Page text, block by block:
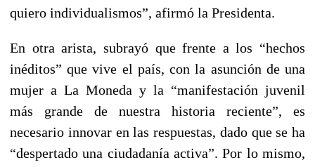
quiero individualismos”, afirmó la Presidenta.
En otra arista, subrayó que frente a los “hechos
inéditos” que vive el país, con la asunción de una
mujer a La Moneda y la “manifestación juvenil
más grande de nuestra historia reciente”, es
necesario innovar en las respuestas, dado que se ha
“despertado una ciudadanía activa”. Por lo mismo,